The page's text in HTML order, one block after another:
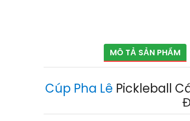
MÔ TẢ SẢN PHẨM
Cúp Pha Lê Pickleball